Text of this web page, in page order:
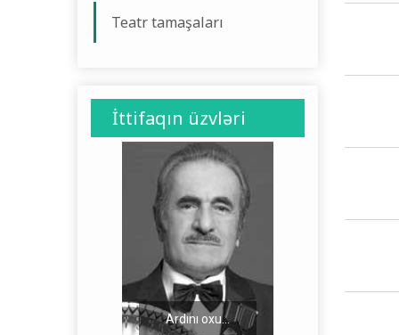
Teatr tamaşaları
İttifaqın üzvləri
Ardını oxu...